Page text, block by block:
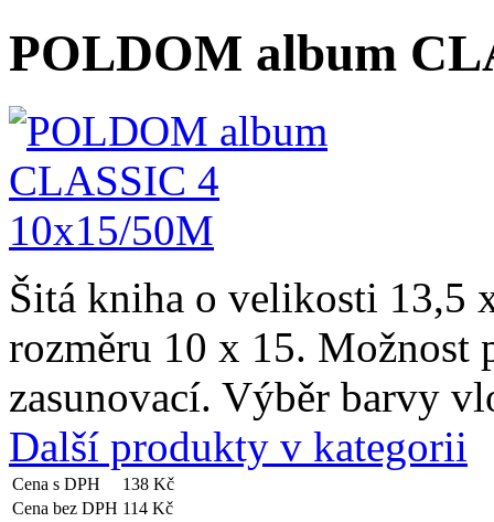
POLDOM album
Šitá kniha o velikosti 13,5
rozměru 10 x 15. Možnost
zasunovací. Výběr barvy
Další produkty v kategorii
Cena s DPH
138 Kč
Cena bez DPH 114 Kč